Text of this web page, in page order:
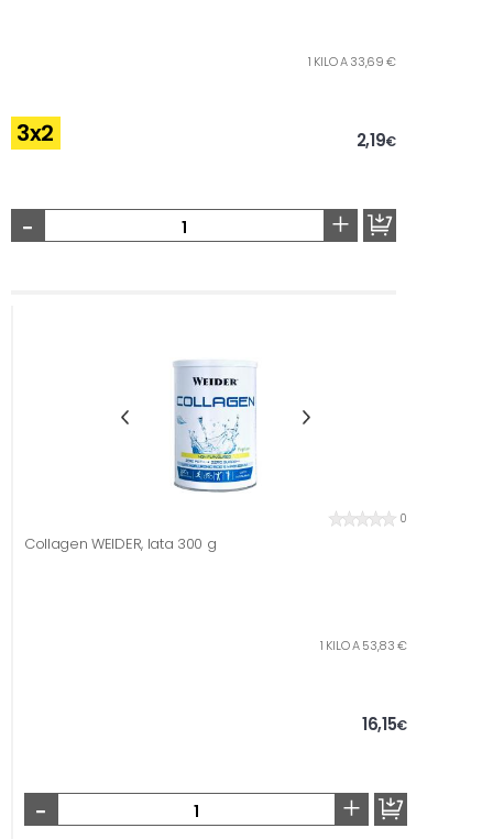
1 KILO A 33,69 €
3x2 2,19€
- +
0
Collagen WEIDER, lata 300 g
1 KILO A 53,83 €
16,15€
- +